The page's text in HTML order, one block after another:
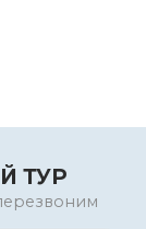
ТУР